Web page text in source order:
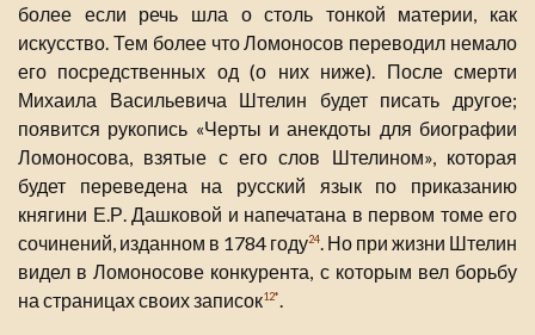
более если речь шла о столь тонкой материи, как
искусство. Тем более что Ломоносов переводил немало
его посредственных од (о них ниже). После смерти
Михаила Васильевича Штелин будет писать другое;
появится рукопись «Черты и анекдоты для биографии
Ломоносова, взятые с его слов Штелином», которая
будет переведена на русский язык по приказанию
княгини Е.Р. Дашковой и напечатана в первом томе его
сочинений, изданном в 1784 году24. Но при жизни Штелин
видел в Ломоносове конкурента, с которым вел борьбу
на страницах своих записок12*.